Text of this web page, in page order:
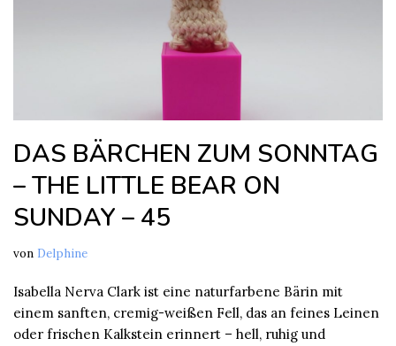
DAS BÄRCHEN ZUM SONNTAG
– THE LITTLE BEAR ON
SUNDAY – 45
von Delphine
Isabella Nerva Clark ist eine naturfarbene Bärin mit
einem sanften, cremig-weißen Fell, das an feines Leinen
oder frischen Kalkstein erinnert – hell, ruhig und